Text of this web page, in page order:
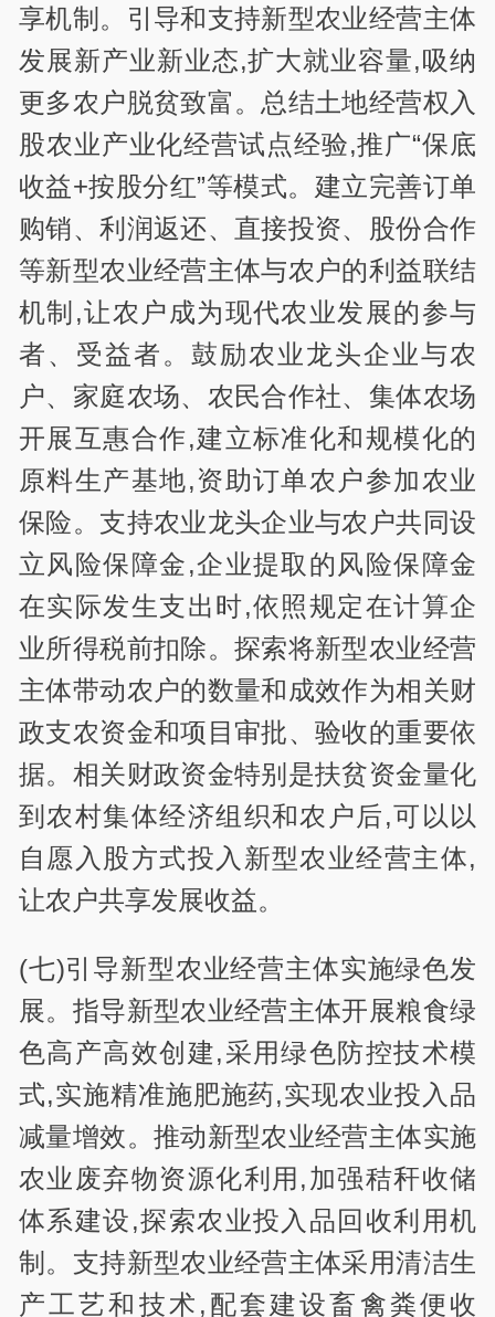
享机制。引导和支持新型农业经营主体
发展新产业新业态,扩大就业容量,吸纳
更多农户脱贫致富。总结土地经营权入
股农业产业化经营试点经验,推广“保底
收益+按股分红”等模式。建立完善订单
购销、利润返还、直接投资、股份合作
等新型农业经营主体与农户的利益联结
机制,让农户成为现代农业发展的参与
者、受益者。鼓励农业龙头企业与农
户、家庭农场、农民合作社、集体农场
开展互惠合作,建立标准化和规模化的
原料生产基地,资助订单农户参加农业
保险。支持农业龙头企业与农户共同设
立风险保障金,企业提取的风险保障金
在实际发生支出时,依照规定在计算企
业所得税前扣除。探索将新型农业经营
主体带动农户的数量和成效作为相关财
政支农资金和项目审批、验收的重要依
据。相关财政资金特别是扶贫资金量化
到农村集体经济组织和农户后,可以以
自愿入股方式投入新型农业经营主体,
让农户共享发展收益。
(七)引导新型农业经营主体实施绿色发
展。指导新型农业经营主体开展粮食绿
色高产高效创建,采用绿色防控技术模
式,实施精准施肥施药,实现农业投入品
减量增效。推动新型农业经营主体实施
农业废弃物资源化利用,加强秸秆收储
体系建设,探索农业投入品回收利用机
制。支持新型农业经营主体采用清洁生
产工艺和技术,配套建设畜禽粪便收